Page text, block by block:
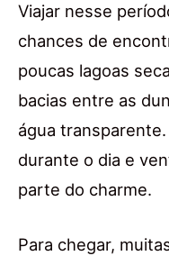
Viajar nesse
chances de
poucas lagoas
bacias entre as
água
durante o dia e
parte do charme.
Para chegar,